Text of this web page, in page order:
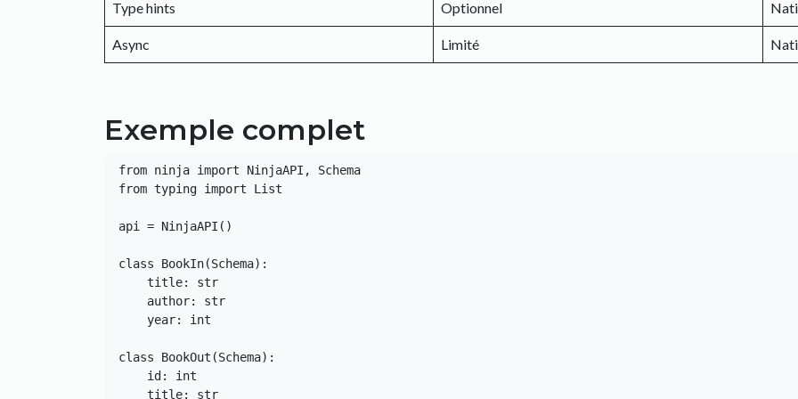
Type hints Optionnel
Async Limité
Exemple complet
from ninja import NinjaAPI, Schema
from typing import List
api = NinjaAPI()
class BookIn(Schema):
class BookOut(Schema):